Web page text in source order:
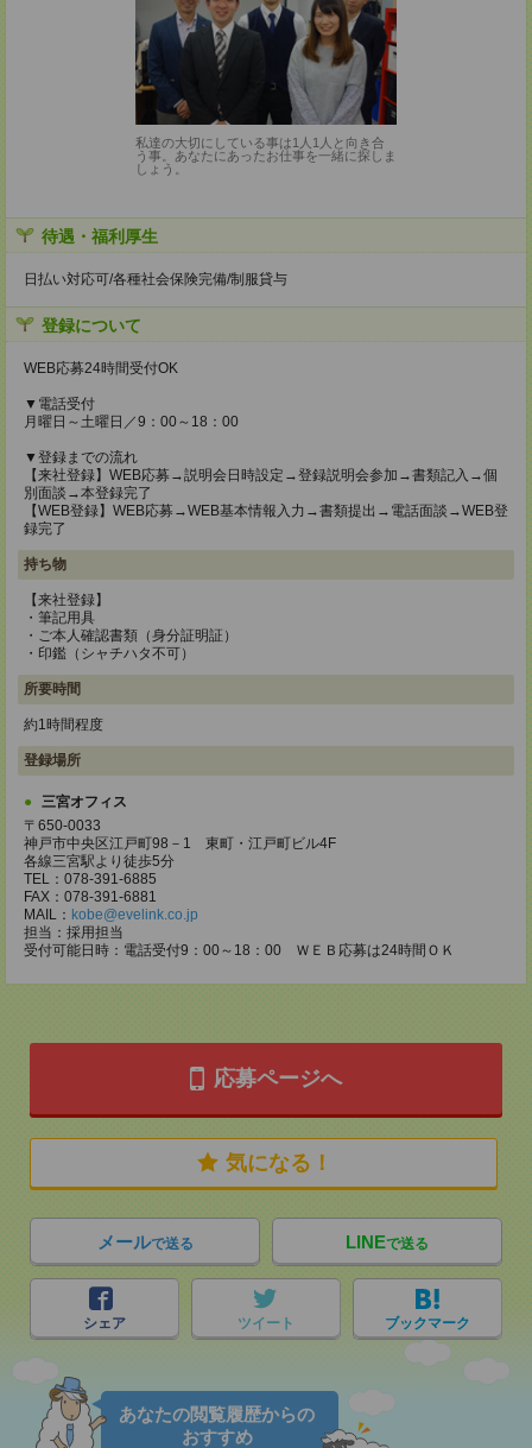
私達の大切にしている事は1人1人と向き合
う事。あなたにあったお仕事を一緒に探しま
しょう。
待遇・福利厚生
日払い対応可/各種社会保険完備/制服貸与
登録について
WEB応募24時間受付OK
▼電話受付
月曜日～土曜日／9：00～18：00
▼登録までの流れ
【来社登録】WEB応募→説明会日時設定→登録説明会参加→書類記入→個
別面談→本登録完了
【WEB登録】WEB応募→WEB基本情報入力→書類提出→電話面談→WEB登
録完了
持ち物
【来社登録】
・筆記用具
・ご本人確認書類（身分証明証）
・印鑑（シャチハタ不可）
所要時間
約1時間程度
登録場所
三宮オフィス
〒650-0033
神戸市中央区江戸町98－1 東町・江戸町ビル4F
各線三宮駅より徒歩5分
TEL：078-391-6885
FAX：078-391-6881
MAIL： kobe@evelink.co.jp
担当：採用担当
受付可能日時：電話受付9：00～18：00 ＷＥＢ応募は24時間ＯＫ
応募ページへ
気になる！
メールで送る LINEで送る
シェア ツイート ブックマーク
あなたの閲覧履歴からの
おすすめ